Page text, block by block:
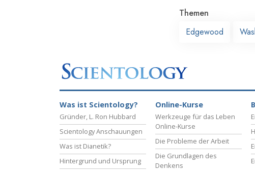
Themen
Edgewood
Was ist Scientology?
Gründer, L. Ron Hubbard
Scientology Anschauungen
Was ist Dianetik?
Hintergrund und Ursprung
Online-Kurse
Werkzeuge für das Leben
Online-Kurse
Die Probleme der Arbeit
Die Grundlagen des
Denkens